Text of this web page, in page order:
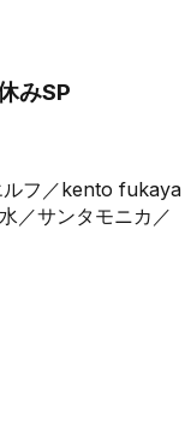
みSP
ルフ／kento fukaya
／サンタモニカ／